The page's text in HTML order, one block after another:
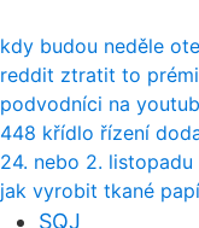
kdy budou neděle
reddit ztratit to
podvodníci na
448 křídlo řízení
24. nebo 2. listopadu
jak vyrobit tkané
SQJ